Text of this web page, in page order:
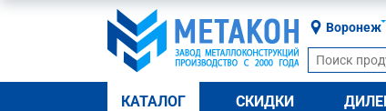
Воронеж
КАТАЛОГ СКИДКИ